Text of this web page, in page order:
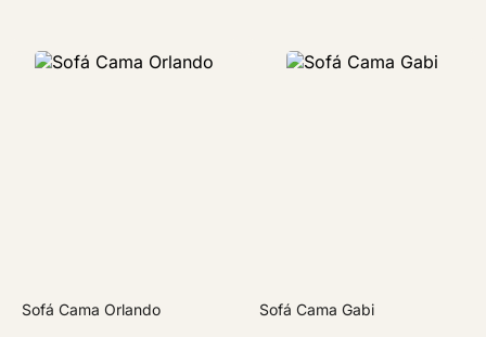
Sofá Cama Orlando Sofá Cama Gabi